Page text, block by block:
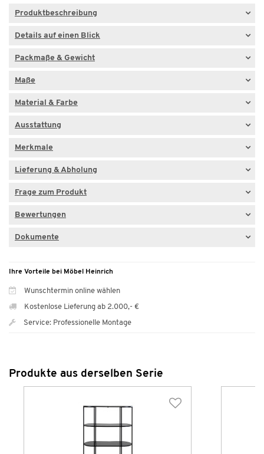
Produktbeschreibung
Details auf einen Blick
Packmaße & Gewicht
Maße
Material & Farbe
Ausstattung
Merkmale
Lieferung & Abholung
Frage zum Produkt
Bewertungen
Dokumente
Ihre Vorteile bei Möbel Heinrich
Wunschtermin online wählen
Kostenlose Lieferung ab 2.000,- €
Service: Professionelle Montage
Produkte aus derselben Serie